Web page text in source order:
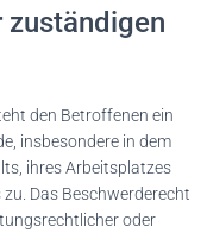
zuständigen
den Betroffenen ein
insbesondere in dem
ihres Arbeitsplatzes
Das Beschwerderecht
oder